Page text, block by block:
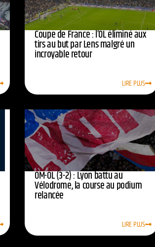
Coupe de France : l’OL éliminé aux
tirs au but par Lens malgré un
incroyable retour
LIRE PLUS
OM-OL (3-2) : Lyon battu au
Vélodrome, la course au podium
relancée
LIRE PLUS